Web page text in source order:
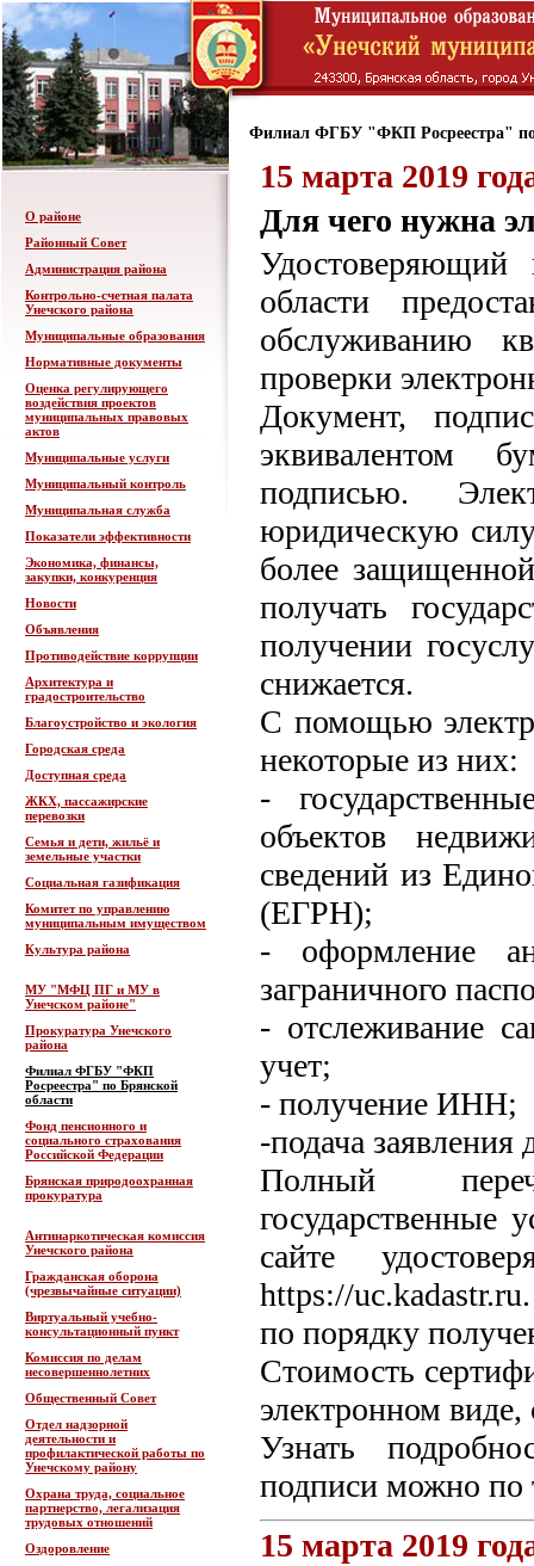
О районе
Районный Совет
Администрация района
Контрольно-счетная палата
Унечского района
Муниципальные образования
Нормативные документы
Оценка регулирующего
воздействия проектов
муниципальных правовых
актов
Муниципальные услуги
Муниципальный контроль
Муниципальная служба
Показатели эффективности
Экономика, финансы,
закупки, конкуренция
Новости
Объявления
Противодействие коррупции
Архитектура и
градостроительство
Благоустройство и экология
Городская среда
Доступная среда
ЖКХ, пассажирские
перевозки
Семья и дети, жильё и
земельные участки
Социальная газификация
Комитет по управлению
муниципальным имуществом
Культура района
МУ "МФЦ ПГ и МУ в
Унечском районе"
Прокуратура Унечского
района
Филиал ФГБУ "ФКП
Росреестра" по Брянской
области
Фонд пенсионного и
социального страхования
Российской Федерации
Брянская природоохранная
прокуратура
Антинаркотическая комиссия
Унечского района
Гражданская оборона
(чрезвычайные ситуации)
Виртуальный учебно-
консультационный пункт
Комиссия по делам
несовершеннолетних
Общественный Совет
Отдел надзорной
деятельности и
профилактической работы по
Унечскому району
Охрана труда, социальное
партнерство, легализация
трудовых отношений
Оздоровление
Филиал ФГБУ "ФКП Росреестра" по
15 марта 2019
Для чего нужна
Удостоверяющий
области
обслуживанию
проверки
Документ,
эквивалентом
подписью.
юридическую
более
получать
получении
снижается.
С помощью
некоторые из них:
-
объектов
сведений из
(ЕГРН);
- оформление
заграничного
- отслеживание
учет;
- получение ИНН;
-подача заявления
Полный
государственные
сайте
https://
по порядку
Стоимость
электронном виде,
Узнать
подписи можно по
15 марта 2019